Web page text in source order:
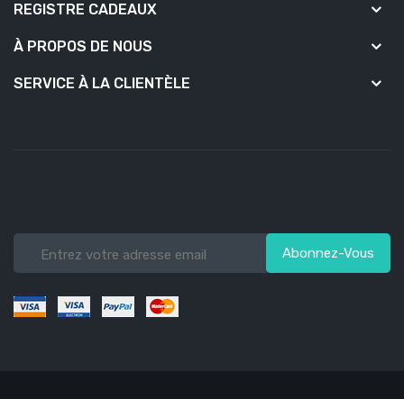
REGISTRE CADEAUX
À PROPOS DE NOUS
SERVICE À LA CLIENTÈLE
Abonnez-Vous